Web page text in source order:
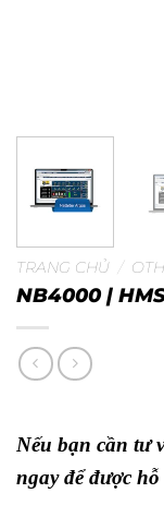
TRANG CHỦ /
NB4000 |
Nếu bạn cần tư
ngay để được